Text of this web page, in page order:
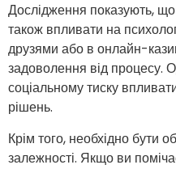
Дослідження показують,
також впливати на
друзями або в онлайн-
задоволення від процесу.
соціальному тиску
рішень.
Крім того, необхідно бути
залежності. Якщо ви